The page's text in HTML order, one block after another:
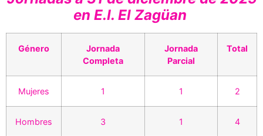
en E.I. El Zagüan
Género
Jornada
Completa
Jornada
Parcial
Total
Mujeres 1 1 2
Hombres 3 1 4